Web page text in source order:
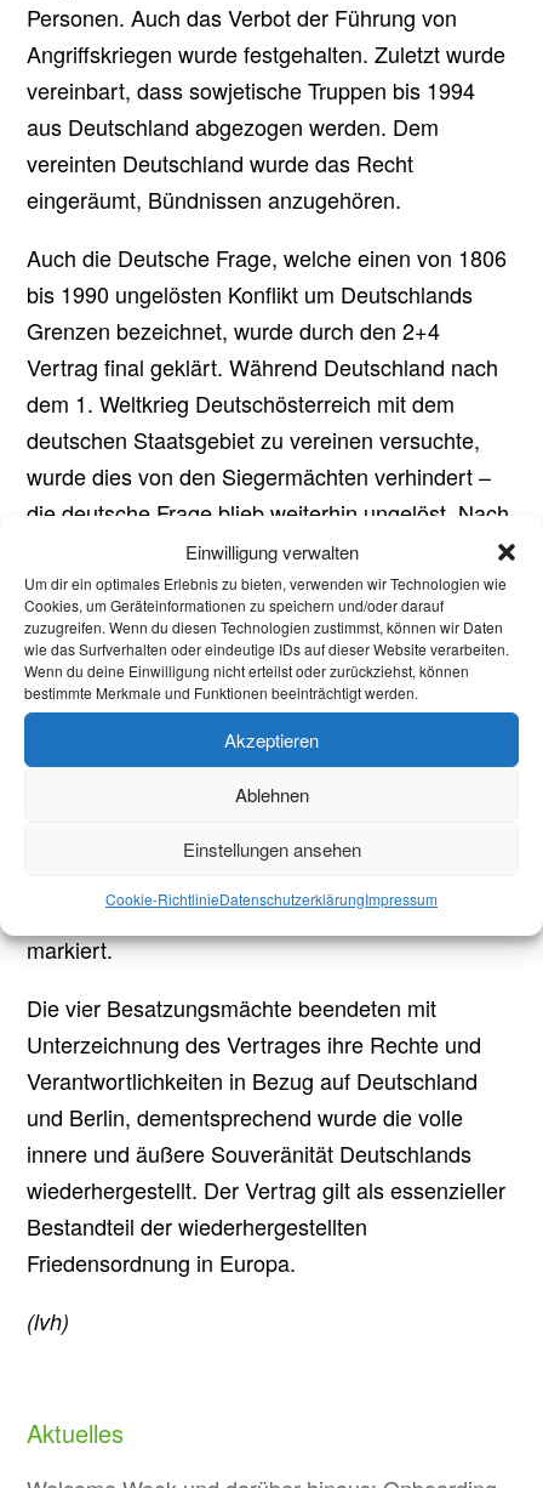
Einwilligung verwalten
Um dir ein optimales Erlebnis zu bieten, verwenden wir Technologien wie
Cookies, um Geräteinformationen zu speichern und/oder darauf
zuzugreifen. Wenn du diesen Technologien zustimmst, können wir Daten
wie das Surfverhalten oder eindeutige IDs auf dieser Website verarbeiten.
Wenn du deine Einwilligung nicht erteilst oder zurückziehst, können
bestimmte Merkmale und Funktionen beeinträchtigt werden.
Akzeptieren
Ablehnen
Einstellungen ansehen
Cookie-RichtlinieDatenschutzerklärungImpressum
Personen. Auch das Verbot der Führung von
Angriffskriegen wurde festgehalten. Zuletzt wurde
vereinbart, dass sowjetische Truppen bis 1994
aus Deutschland abgezogen werden. Dem
vereinten Deutschland wurde das Recht
eingeräumt, Bündnissen anzugehören.
Auch die Deutsche Frage, welche einen von 1806
bis 1990 ungelösten Konflikt um Deutschlands
Grenzen bezeichnet, wurde durch den 2+4
Vertrag final geklärt. Während Deutschland nach
dem 1. Weltkrieg Deutschösterreich mit dem
deutschen Staatsgebiet zu vereinen versuchte,
wurde dies von den Siegermächten verhindert –
die deutsche Frage blieb weiterhin ungelöst. Nach
dem zweiten Weltkrieg und der Teilung
Deutschlands in BRD und DDR war die Deutsche
Frage als Symbol für den Ost-West-Konflikt
anzusehen. Die deutsche Wiedervereinigung, die
durch den 2+4 Vertrag legitimiert wurde, steht
daher auch für die Lösung der Deutschen Frage
und somit für die Beilegung jeglicher
Gebietsansprüche. Die Außengrenzen des
vereinten Deutschlands wurden festgelegt und für
Grenze, die heute die deutsch-polnische Grenze
markiert.
Die vier Besatzungsmächte beendeten mit
Unterzeichnung des Vertrages ihre Rechte und
Verantwortlichkeiten in Bezug auf Deutschland
und Berlin, dementsprechend wurde die volle
innere und äußere Souveränität Deutschlands
wiederhergestellt. Der Vertrag gilt als essenzieller
Bestandteil der wiederhergestellten
Friedensordnung in Europa.
(lvh)
Aktuelles